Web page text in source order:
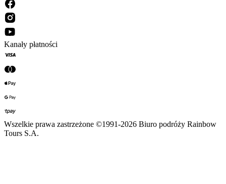
Kanały płatności
Wszelkie prawa zastrzeżone ©1991-2026 Biuro podróży Rainbow
Tours S.A.